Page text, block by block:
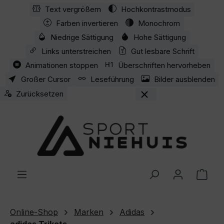
Zum Hauptinhalt springen
Text vergrößern
Hochkontrastmodus
Farben invertieren
Monochrom
Niedrige Sättigung
Hohe Sättigung
Links unterstreichen
Gut lesbare Schrift
Animationen stoppen
Überschriften hervorheben
Großer Cursor
Leseführung
Bilder ausblenden
Zurücksetzen
Online-Shop Marken
Adidas